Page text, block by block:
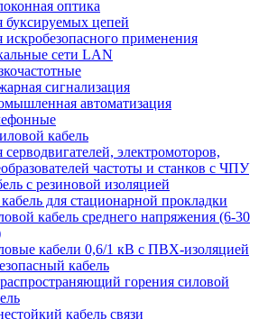
оптика
буксируемых цепей
искробезопасного применения
сети LAN
сигнализация
автоматизация
кабель
серводвигателей, электромоторов,
частоты и станков с ЧПУ
с резиновой изоляцией
для стационарной прокладки
кабель среднего напряжения (6-30
кабели 0,6/1 кВ с ПВХ-изоляцией
кабель
горения силовой
кабель связи